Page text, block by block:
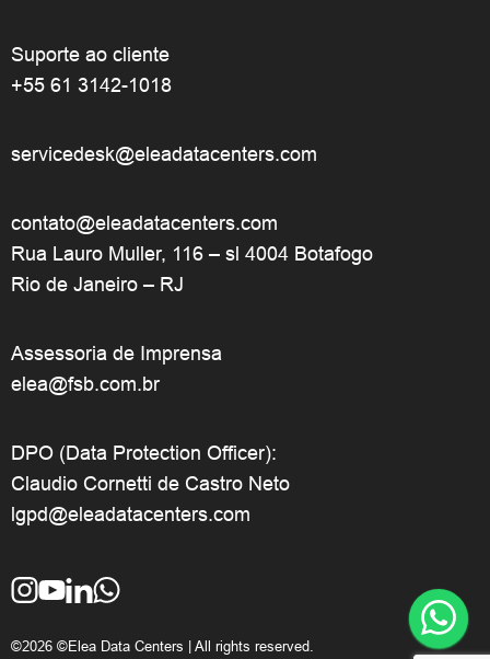
Suporte ao cliente
+55 61 3142-1018
servicedesk@eleadatacenters.com
contato@eleadatacenters.com
Rua Lauro Muller, 116 – sl 4004 Botafogo
Rio de Janeiro – RJ
Assessoria de Imprensa
elea@fsb.com.br
DPO (Data Protection Officer):
Claudio Cornetti de Castro Neto
lgpd@eleadatacenters.com
©2026 ©Elea Data Centers | All rights reserved.